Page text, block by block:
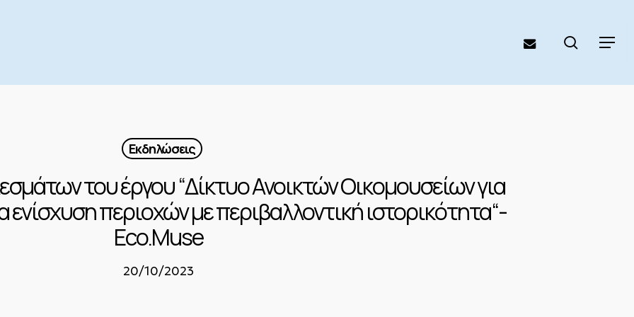
Menu
email search
Εκδηλώσεις
του έργου “Δίκτυο Ανοικτών Οικομουσείων για
ενίσχυση περιοχών με περιβαλλοντική ιστορικότητα“-
Eco.Muse
20/10/2023